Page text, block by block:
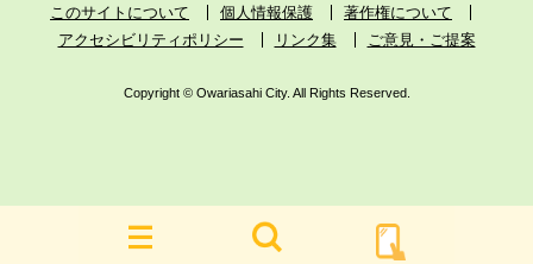
このサイトについて 個人情報保護
著作権について
アクセシビリティポリシー
リンク集 ご意見・ご提案
Copyright © Owariasahi City. All Rights Reserved.